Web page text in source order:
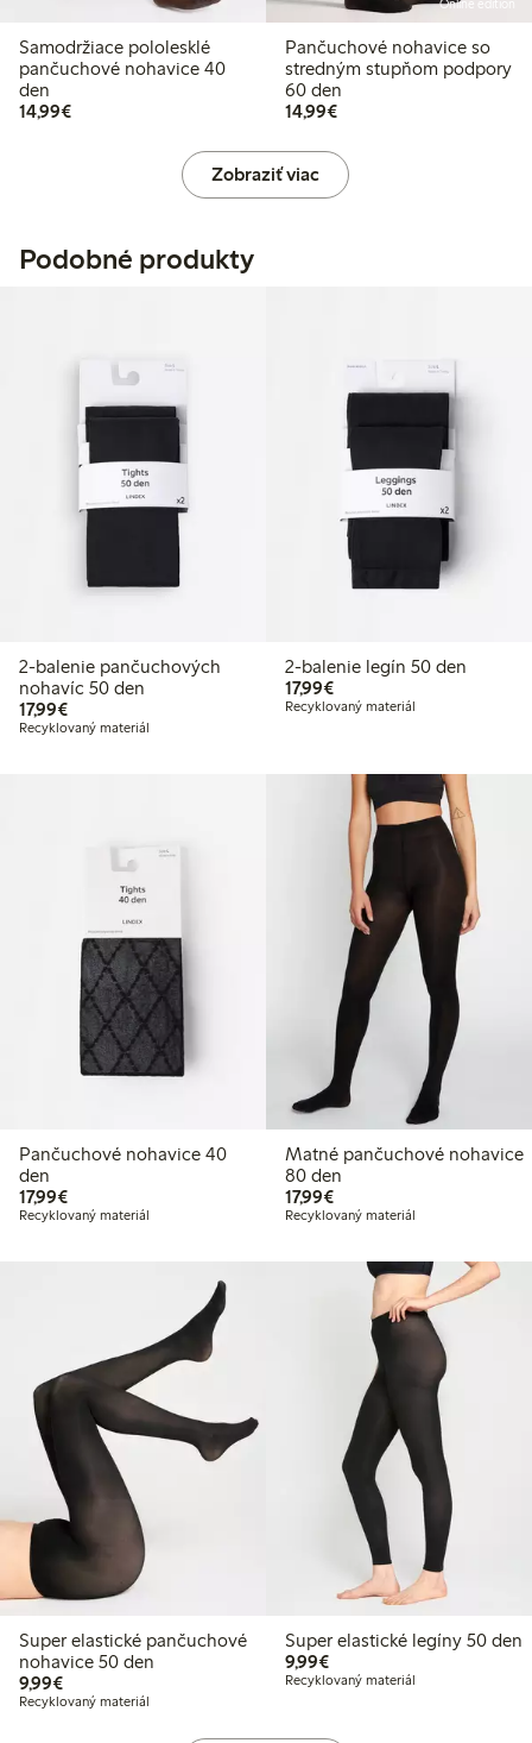
Samodržiace pololesklé
pančuchové nohavice 40
den
14,99€14,99 €
Online edition
Pančuchové nohavice so
stredným stupňom podpory
60 den
14,99€14,99 €
Zobraziť viac
Podobné produkty
2-balenie pančuchových
nohavíc 50 den
17,99€17,99 €
Recyklovaný materiál
2-balenie legín 50 den
17,99€17,99 €
Recyklovaný materiál
Pančuchové nohavice 40
den
17,99€17,99 €
Recyklovaný materiál
Matné pančuchové nohavice
80 den
17,99€17,99 €
Recyklovaný materiál
Super elastické pančuchové
nohavice 50 den
9,99€9,99 €
Recyklovaný materiál
Super elastické legíny 50 den
9,99€9,99 €
Recyklovaný materiál